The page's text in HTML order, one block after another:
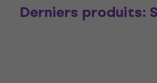
Derniers produits: